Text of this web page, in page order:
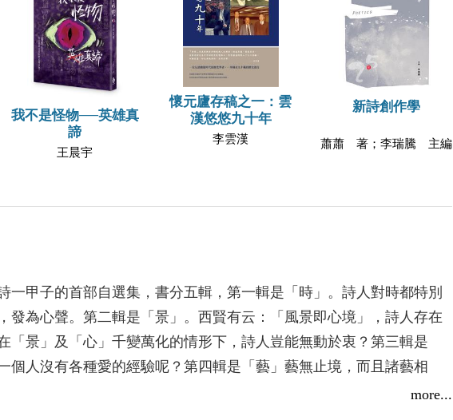
我不是怪物──英雄真
諦
王晨宇
懷元廬存稿之一：雲
漢悠悠九十年
李雲漢
新詩創作學
蕭蕭 著；李瑞騰 主編
一甲子的首部自選集，書分五輯，第一輯是「時」。詩人對時都特別
發為心聲。第二輯是「景」。西賢有云：「風景即心境」，詩人存在
「景」及「心」千變萬化的情形下，詩人豈能無動於衷？第三輯是
個人沒有各種愛的經驗呢？第四輯是「藝」藝無止境，而且諸藝相
不只限於愛詩而已！最後一輯是「人」。愛詩的人，結社在一起，志
more...